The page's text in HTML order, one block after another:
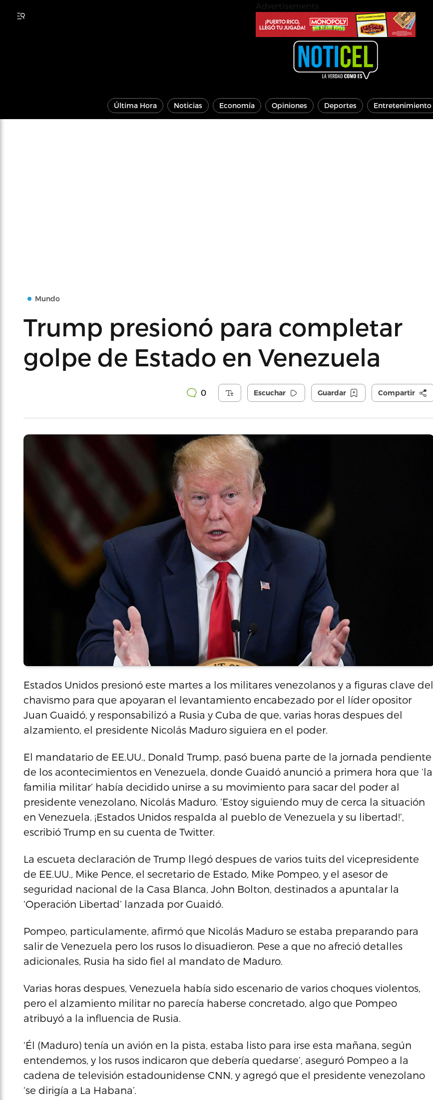
Última Hora Noticias Economía Opiniones Deportes Entretenimiento
Mundo
Trump presionó para completar
golpe de Estado en Venezuela
0 Escuchar Guardar Compartir
Estados Unidos presionó este martes a los militares venezolanos y a figuras clave del
chavismo para que apoyaran el levantamiento encabezado por el líder opositor
Juan Guaidó, y responsabilizó a Rusia y Cuba de que, varias horas despues del
alzamiento, el presidente Nicolás Maduro siguiera en el poder.
El mandatario de EE.UU., Donald Trump, pasó buena parte de la jornada pendiente
de los acontecimientos en Venezuela, donde Guaidó anunció a primera hora que ‘la
familia militar’ había decidido unirse a su movimiento para sacar del poder al
presidente venezolano, Nicolás Maduro. ‘Estoy siguiendo muy de cerca la situación
en Venezuela. ¡Estados Unidos respalda al pueblo de Venezuela y su libertad!’,
escribió Trump en su cuenta de Twitter.
La escueta declaración de Trump llegó despues de varios tuits del vicepresidente
de EE.UU., Mike Pence, el secretario de Estado, Mike Pompeo, y el asesor de
seguridad nacional de la Casa Blanca, John Bolton, destinados a apuntalar la
‘Operación Libertad’ lanzada por Guaidó.
Pompeo, particulamente, afirmó que Nicolás Maduro se estaba preparando para
salir de Venezuela pero los rusos lo disuadieron. Pese a que no afreció detalles
adicionales, Rusia ha sido fiel al mandato de Maduro.
Varias horas despues, Venezuela había sido escenario de varios choques violentos,
pero el alzamiento militar no parecía haberse concretado, algo que Pompeo
atribuyó a la influencia de Rusia.
‘Él (Maduro) tenía un avión en la pista, estaba listo para irse esta mañana, según
entendemos, y los rusos indicaron que debería quedarse’, aseguró Pompeo a la
cadena de televisión estadounidense CNN, y agregó que el presidente venezolano
‘se dirigía a La Habana’.